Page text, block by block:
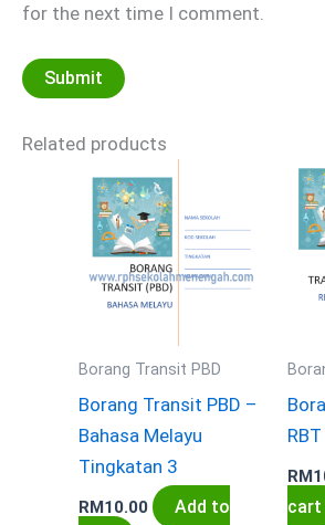
for the next time I comment.
Related products
Borang Transit PBD
Borang Transit PBD –
Bahasa Melayu
Tingkatan 3
RM10.00
Add to
RM
cart